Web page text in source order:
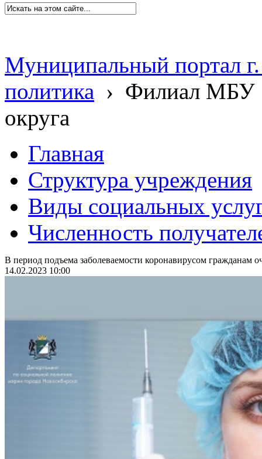
Муниципальный портал
политика › Филиал МБУ
округа
Главная
Структура учреждения
Виды социальных
Численность
В период подъема заболеваемости коронавирусом гражданам
14.02.2023 10:00